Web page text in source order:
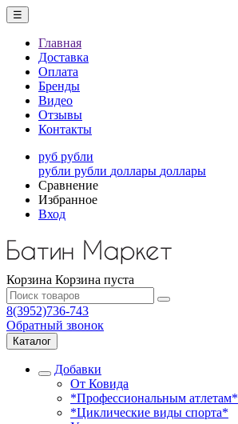
☰
Главная
Доставка
Оплата
Бренды
Видео
Отзывы
Контакты
руб рубли
рубли рубли доллары доллары
Сравнение
Избранное
Вход
Корзина Корзина пуста
8(3952)736-743
Обратный звонок
Каталог
Добавки
От Ковида
*Профессиональным атлетам*
*Циклические виды спорта*